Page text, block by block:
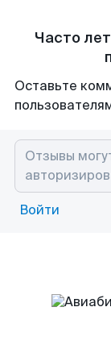
Часто
Оставьте
Войти